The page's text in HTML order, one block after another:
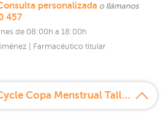
personalizada o llámanos
457
de 08:00h a 18:00h
| Farmacéutico titular
¿Qué es Enna Cycle Copa Menstrual Talla S?